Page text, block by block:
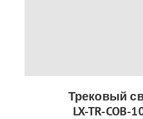
Трековый
LX-TR-COB-